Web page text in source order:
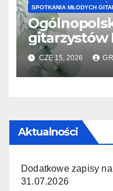
SPOTKANIA MŁODYCH
gitarzystów
Pruchniku
Spotkania
CZE 15, 2026
Aktualności
Dodatkowe zapisy
31.07.2026